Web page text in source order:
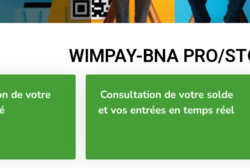
WIMPAY-BNA PRO/
de votre
Consultation de votre solde
et vos entrées en temps réel